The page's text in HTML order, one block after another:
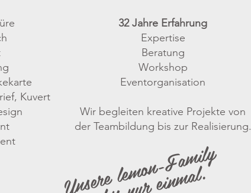
Kuvert
32 Jahre​ Erfahrung
Expertise
Beratung
Workshop
Eventorganisation
Wir begleiten kreative Projekte von
der Teambildung bis zur Realisierung.
Unsere lemon-Family